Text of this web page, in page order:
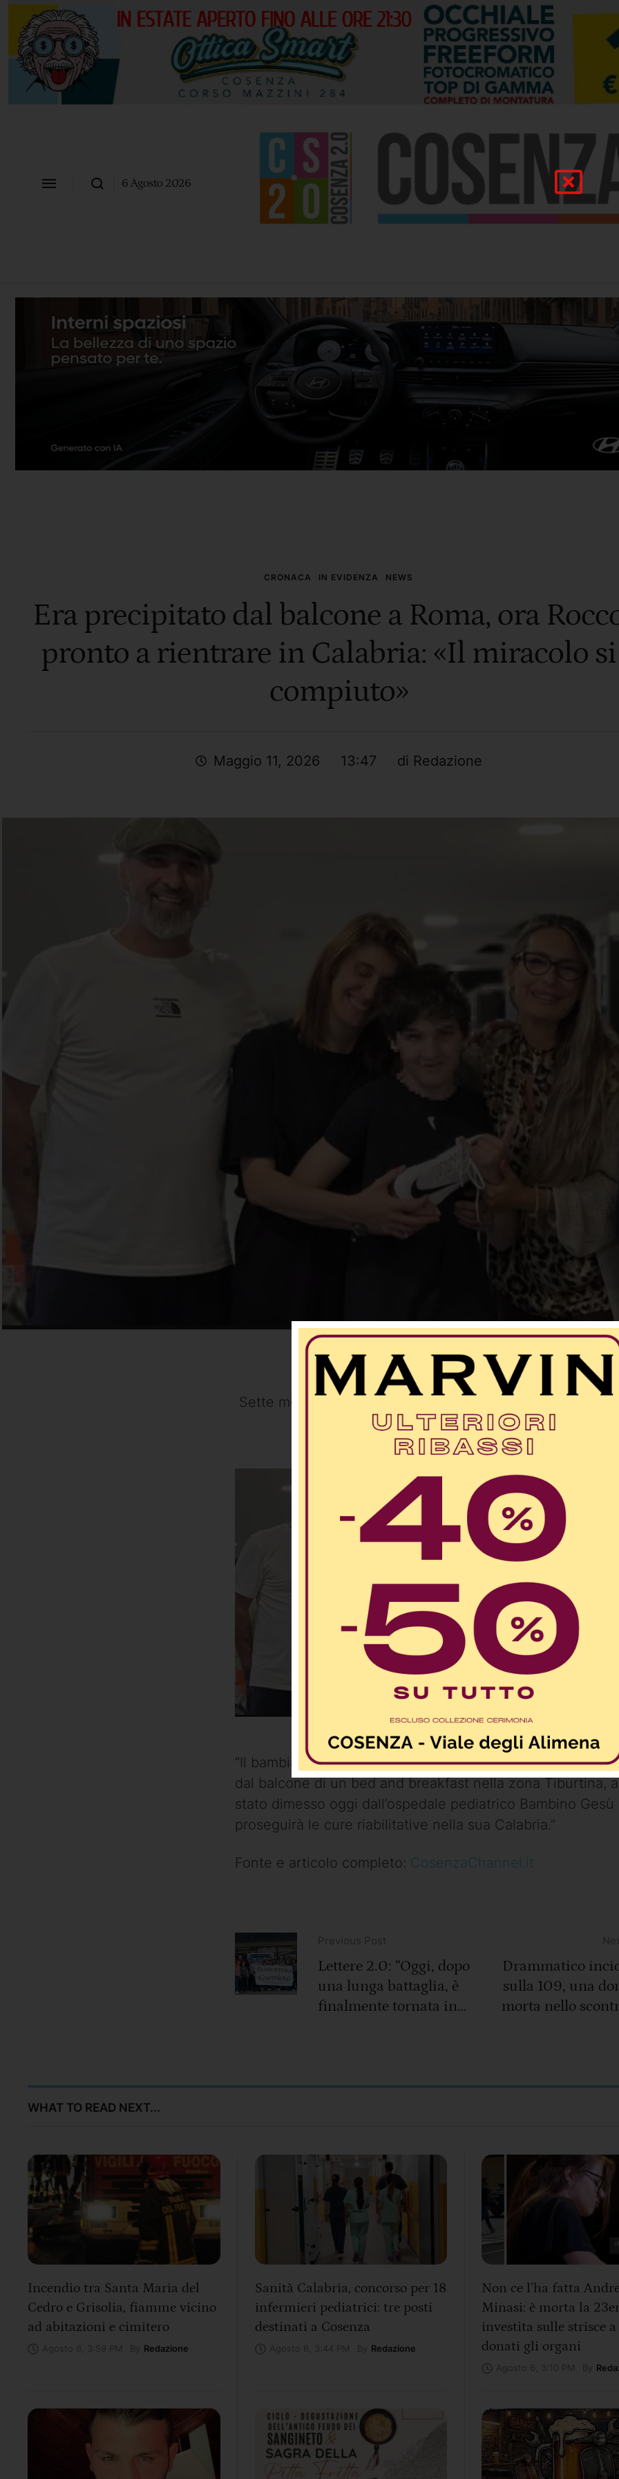
6 Agosto 2026
CRONACA IN EVIDENZA NEWS
Era precipitato dal balcone a Roma, ora
pronto a rientrare in Calabria: «Il miracolo
compiuto»
Maggio 11, 2026 13:47 di Redazione
Sette mesi dopo quel volo dal terzo piano che aveva
peggio, Rocco può finalmente tornare a casa
“Il bambino di Acri, precipitato accidentalmente il 22
dal balcone di un bed and breakfast nella zona Tiburtina,
stato dimesso oggi dall’ospedale pediatrico Bambino Gesù
proseguirà le cure riabilitative nella sua Calabria.”
Fonte e articolo completo: CosenzaChannel.it
Lettere 2.0: “Oggi, dopo
una lunga battaglia, è
finalmente tornata in
Drammatico
sulla 109, una
morta nello
WHAT TO READ NEXT...
Incendio tra Santa Maria del
Cedro e Grisolia, fiamme vicino
ad abitazioni e cimitero
Redazione
Sanità Calabria, concorso per 18
infermieri pediatrici: tre posti
destinati a Cosenza
Redazione
Non ce l’ha fatta
Minasi: è morta la
investita sulle strisce
donati gli organi